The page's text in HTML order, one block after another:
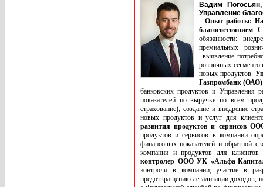
Вадим
Управление
Опыт работы:
благосостоянием
обязанности:
премиальных
выявление
розничных
новых продуктов.
Газпромбанк
банковских продуктов и Управления
показателей по выручке по всем
страхование); создание и внедрение
новых продуктов и услуг для
развития продуктов и сервисов
продуктов и сервисов в компании
финансовых показателей и обратной
компании и продуктов для
контролер ООО УК «Альфа-
контроля в компании; участие в
предотвращению легализации доходов,